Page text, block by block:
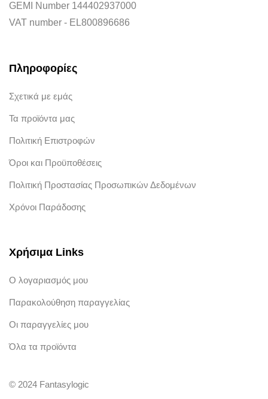
GEMI Number 144402937000
VAT number - EL800896686
Πληροφορίες
Σχετικά με εμάς
Τα προϊόντα μας
Πολιτική Επιστροφών
Όροι και Προϋποθέσεις
Πολιτική Προστασίας Προσωπικών Δεδομένων
Χρόνοι Παράδοσης
Χρήσιμα Links
Ο λογαριασμός μου
Παρακολούθηση παραγγελίας
Οι παραγγελίες μου
Όλα τα προϊόντα
© 2024 Fantasylogic